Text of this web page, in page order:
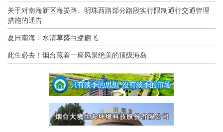
关于对南海新区海晏路、明珠西路部分路段实行限制通行交通管理
措施的通告
夏日南海：水清草盛白鹭翩飞
此生必去！烟台藏着一座风景绝美的顶级海岛